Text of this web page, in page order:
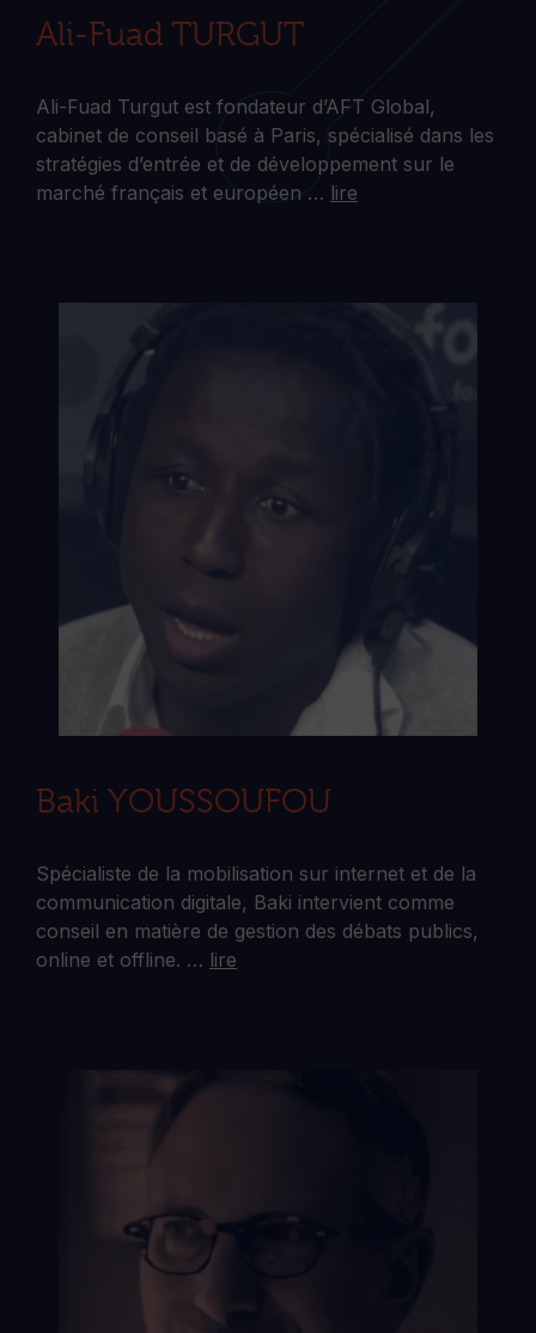
Ali-Fuad TURGUT
Ali-Fuad Turgut est fondateur d’AFT Global,
cabinet de conseil basé à Paris, spécialisé dans les
stratégies d’entrée et de développement sur le
marché français et européen … lire
Baki YOUSSOUFOU
Spécialiste de la mobilisation sur internet et de la
communication digitale, Baki intervient comme
conseil en matière de gestion des débats publics,
online et offline. … lire